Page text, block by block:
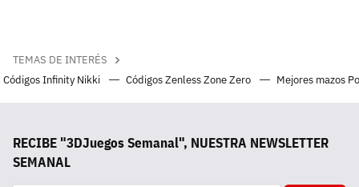
TEMAS DE INTERÉS
Códigos Infinity Nikki
Códigos Zenless Zone Zero Mejores mazos
RECIBE "3DJuegos Semanal", NUESTRA NEWSLETTER
SEMANAL